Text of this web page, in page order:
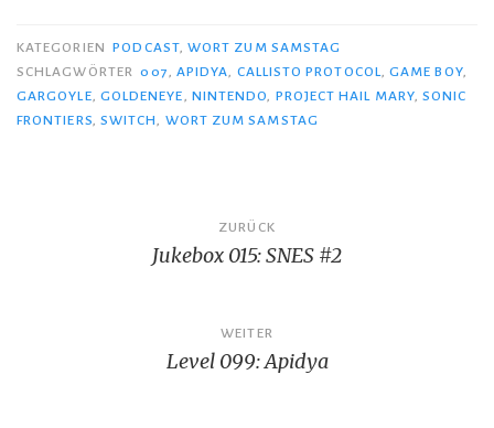
KATEGORIEN PODCAST, WORT ZUM SAMSTAG
SCHLAGWÖRTER 007, APIDYA, CALLISTO PROTOCOL,GAME BOY,
GARGOYLE, GOLDENEYE, NINTENDO, PROJECT HAIL MARY,SONIC
FRONTIERS, SWITCH, WORT ZUM SAMSTAG
Beitragsnavigation
ZURÜCK
Jukebox 015: SNES #2
WEITER
Level 099: Apidya